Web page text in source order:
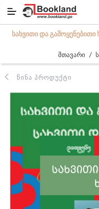
ᲡᲐᲮᲕᲘᲗᲘ ᲓᲐ
მთავარი /
ᲬᲘᲜᲐ ᲞᲠᲝᲓᲣᲥᲢᲘ